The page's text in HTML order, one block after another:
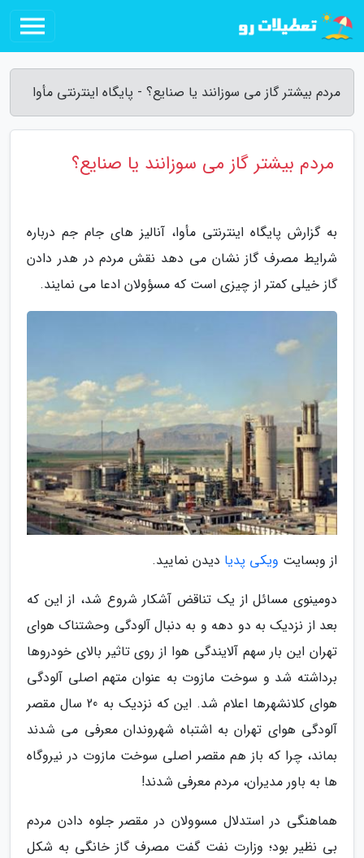
مردم بیشتر گاز می سوزانند یا صنایع؟ - پایگاه اینترنتی مأوا
مردم بیشتر گاز می سوزانند یا صنایع؟
به گزارش پایگاه اینترنتی مأوا، آنالیز های جام جم درباره
شرایط مصرف گاز نشان می دهد نقش مردم در هدر دادن
گاز خیلی کمتر از چیزی است که مسؤولان ادعا می نمایند.
از وبسایت ویکی پدیا دیدن نمایید.
دومینوی مسائل از یک تناقض آشکار شروع شد، از این که
بعد از نزدیک به دو دهه و به دنبال آلودگی وحشتناک هوای
تهران این بار سهم آلایندگی هوا از روی تاثیر بالای خودروها
برداشته شد و سوخت مازوت به عنوان متهم اصلی آلودگی
هوای کلانشهرها اعلام شد. این که نزدیک به 20 سال مقصر
آلودگی هوای تهران به اشتباه شهروندان معرفی می شدند
بماند، چرا که باز هم مقصر اصلی سوخت مازوت در نیروگاه
ها به باور مدیران، مردم معرفی شدند!
هماهنگی در استدلال مسوولان در مقصر جلوه دادن مردم
بی نظیر بود؛ وزارت نفت گفت مصرف گاز خانگی به شکل